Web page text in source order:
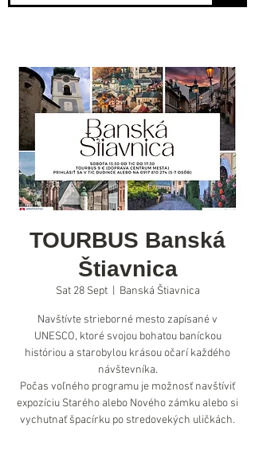
TOURBUS Banská
Štiavnica
Sat 28 Sept
  |
Banská Štiavnica
Navštívte strieborné mesto zapísané v
UNESCO, ktoré svojou bohatou baníckou
históriou a starobylou krásou očarí každého
návštevníka.
Počas voľného programu je možnosť navštíviť
expozíciu Starého alebo Nového zámku alebo si
vychutnať špacírku po stredovekých uličkách.